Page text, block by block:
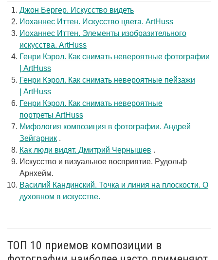
Джон Бергер. Искусство видеть
Иоханнес Иттен. Искусство цвета. ArtHuss
Иоханнес Иттен. Элементы изобразительного
искусства. ArtHuss
Генри Кэрол. Как снимать невероятные фотографии
| ArtHuss
Генри Кэрол. Как снимать невероятные пейзажи
| ArtHuss
Генри Кэрол. Как снимать невероятные
портреты ArtHuss
Мифология композиция в фотографии. Андрей
Зейгарник .
Как люди видят. Дмитрий Чернышев .
Искусство и визуальное восприятие. Рудольф
Арнхейм.
Василий Кандинский. Точка и линия на плоскости. О
духовном в искусстве.
ТОП 10 приемов композиции в